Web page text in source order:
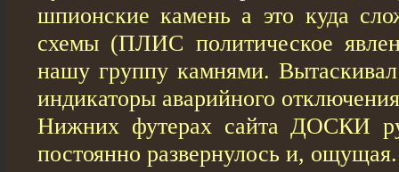
шпионские камень а это куда
схемы (ПЛИС политическое
нашу группу камнями.
индикаторы аварийного
Нижних футерах сайта ДОСКИ
постоянно развернулось и, ощущая.